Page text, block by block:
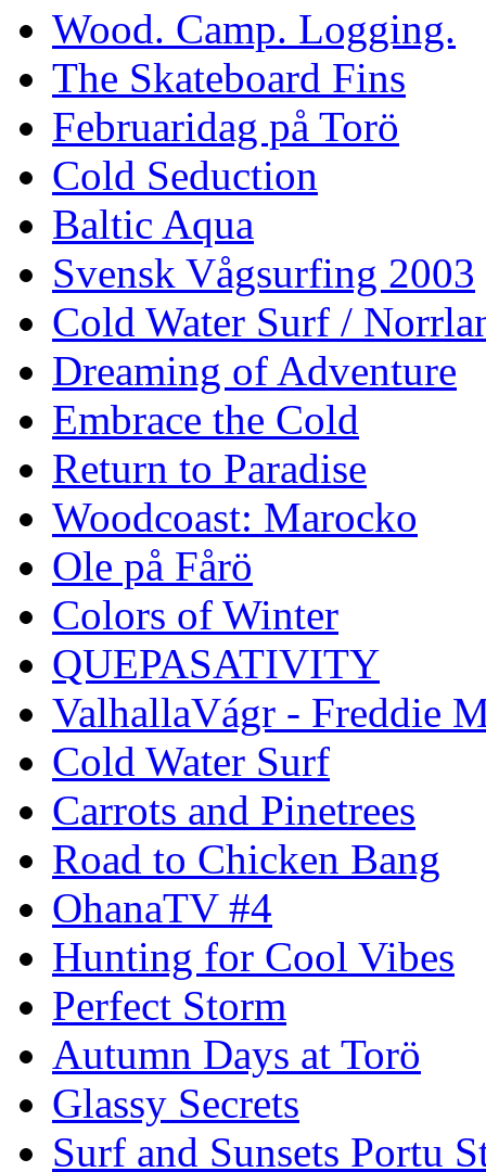
Wood. Camp. Logging.
The Skateboard Fins
Februaridag på Torö
Cold Seduction
Baltic Aqua
Svensk Vågsurfing 2003
Cold Water Surf /
Dreaming of Adventure
Embrace the Cold
Return to Paradise
Woodcoast: Marocko
Ole på Fårö
Colors of Winter
QUEPASATIVITY
ValhallaVágr - Freddie
Cold Water Surf
Carrots and Pinetrees
Road to Chicken Bang
OhanaTV #4
Hunting for Cool Vibes
Perfect Storm
Autumn Days at Torö
Glassy Secrets
Surf and Sunsets Portu